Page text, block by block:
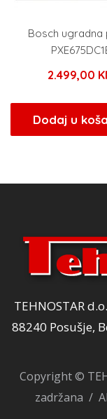
Bosch ugradna
2.499,00
Dodaj u
TEHNOSTAR
88240 Posušje,
Copyright ©
zadržana /